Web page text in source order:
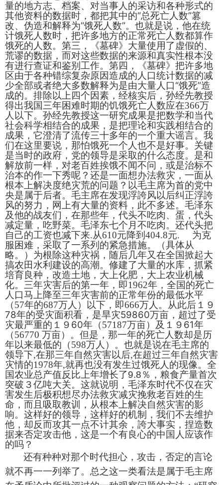
量的地方志、档案、对当事人的采访和各种形式的
其他资料的数据时，都把其中的“总死亡人数”篡
改、伪造和解释为“饿死人数”。也就是说，他在统
计饿死人数时，把许多地方的正常死亡人数都算作
饿死的人数。第三，《墓碑》大量使用了虚假的、
荒谬的数据，而对这些数据的来源和真实性根本没
有进行查证和鉴别工作。第四，《墓碑》把许多地
区由于各种错综复杂原因造成的人口统计数据的减
少全部或者绝大多数解释为是由大量人口“饿死”造
成的。排除以上四个因素，经核实后，孙经先教授
得出我国三年困难时期的饥饿死亡人数应在366万
人以下。孙经先教授这一研究成果是把数学和当代
社会科学相结合的成果，是把理论和实践相结合的
成果，它澄清了流传三十多年的一个重大谣言。我
们在这里要说，那怕饿死一个人也不是好事。关键
是当时的政府，党的领导是采取的什么态度。是和
解放前一样，对老百姓挨饿不闻不问，或是治标不
治本的作一下秀呢？还是一面想办法救灾，一面从
根本上解决度绝灾荒的问题？以毛主席为首的党中
央是属于后者。毛主席在发现浮誇风以后纠正浮誇
风的努力，网上有大量的资料，此不多述。 毛泽东
及他的战友们，在那些年，代头不吃肉、蛋，代头
减定量，吃野菜。毛泽东七个月不吃肉。还代头把
自己的工资也减下来.从610元降到 404.8元. 为克
服困难，采取了一系列的紧急措施。（具体从
略。）为根除这种灾祸，随后几年又在全国掀起大
搞农田水利建设的高潮。修建了大量的水库，抓紧
培育良种，改造土地，大上化肥，大上农业机械
化。三年灾害后的第一年，即1962年，全国的死亡
人口马上降至三年灾害前的正常年份的最低水平
（57年的687万人）以下，即666万人。 从此后１９
78年的受灾面积看，是旱灾59860万亩，超过了受
灾最严重的１９ 60年（57187万亩）及１９ 61年
（56770 万亩）。但是，那一年的死亡人数却是历
年以来最低的（598万人）。也就是说在毛主席的
领导下,在那三年自然灾害以后,在超过三年自然灾害
灾情的1978年,就再也没有发生过饿死人的现像。 全
国农业总产值反比上年增长了9.8％，粮食产量首次
突破３亿吨大关。 这就说明，毛泽东时代不仅在灾
害发生后极积想尽办法救灾减灾挽救老百姓的生
命，而且吸取教训，从根本上解决自然灾害的影
响。这样好的领导，这样好的机制，我们不去维护
他，却反而攻其一点不计其余，誇大事实，捏造数
据来否定攻击他，这是一个有良心的中国人应该作
的吗？
还有种种对那个时代担心，攻击，否定的言论
就不再一一列举了。总之这一类看法是属于毛主席